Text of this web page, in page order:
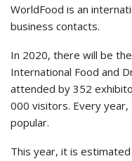
WorldFood is an
business contacts.
In 2020, there will be
International Food and
attended by 352
000 visitors. Every
popular.
This year, it is